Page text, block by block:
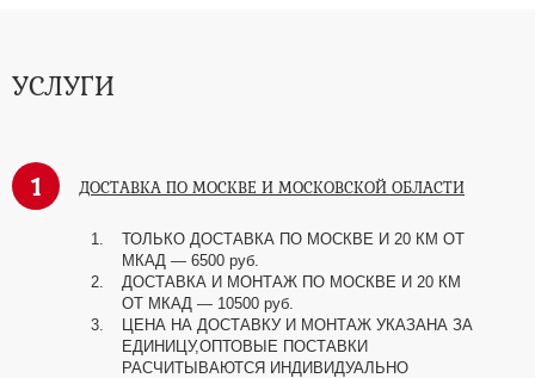
УСЛУГИ
1 ДОСТАВКА ПО МОСКВЕ И МОСКОВСКОЙ ОБЛАСТИ
ТОЛЬКО ДОСТАВКА ПО МОСКВЕ И 20 КМ ОТ
МКАД — 6500 руб.
ДОСТАВКА И МОНТАЖ ПО МОСКВЕ И 20 КМ
ОТ МКАД — 10500 руб.
ЦЕНА НА ДОСТАВКУ И МОНТАЖ УКАЗАНА ЗА
ЕДИНИЦУ,ОПТОВЫЕ ПОСТАВКИ
РАСЧИТЫВАЮТСЯ ИНДИВИДУАЛЬНО